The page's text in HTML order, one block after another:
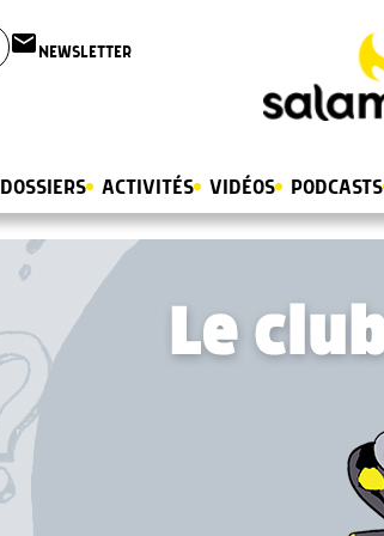
email NEWSLETTER
DOSSIERS ACTIVITÉS VIDÉOS PODCASTS